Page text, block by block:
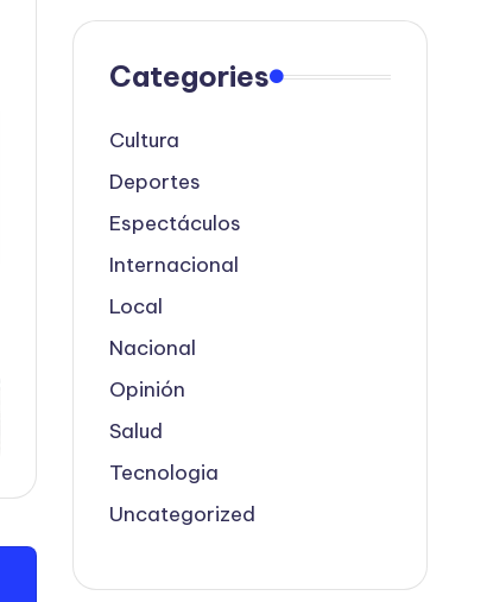
Categories
Cultura
Deportes
Espectáculos
Internacional
Local
Nacional
Opinión
Salud
Tecnologia
Uncategorized